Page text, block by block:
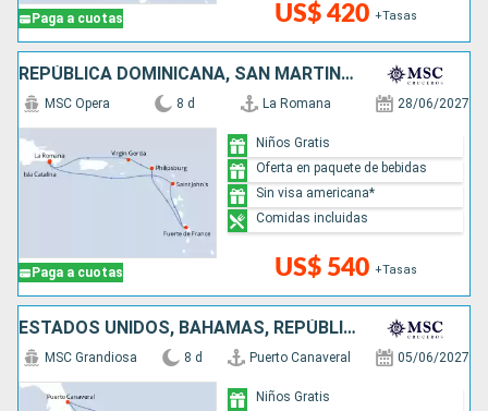
Paga a cuotas US$ 420 +Tasas
REPÚBLICA DOMINICANA, SAN MARTÍN, ANTIGUA Y BARBUDA
Paga a cuotas
MSC Opera 8 d La Romana 28/06/2027
US$ 540 +Tasas
Niños Gratis
Oferta en paquete de bebidas
Sin visa americana*
Comidas incluidas
ESTADOS UNIDOS, BAHAMAS, REPÚBLICA DOMINICANA
MSC Grandiosa 8 d Puerto Canaveral 05/06/2027
Niños Gratis